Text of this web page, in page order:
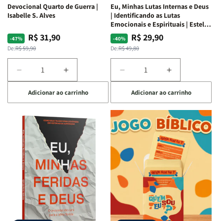
Devocional Quarto de Guerra |
Isabelle S. Alves
-47%
Preço
normal
De:R$ 59,90
Preço
promocional
R$ 31,90
Diminuir
a
quantidade
de
Devocional
Quarto
de
Guerra
Isabelle
S.
Alves
Aumentar
a
quantidade
de
Devocional
Quarto
Guerra
Isabelle
S.
Alves
Adicionar ao carrinho
Eu, Minhas Lutas Internas e Deus
| Identificando as Lutas
Emocionais e Espirituais | Estela
Costa
-40%
Preço
normal
De:R$ 49,80
Preço
promocional
R$ 29,90
Diminuir
a
quantidade
de
Eu,
Minhas
Lutas
Internas
e
Deus
|
Identificando
Lutas
Aumentar
a
quantidade
de
Eu,
Minhas
Lutas
Internas
e
Deus
|
Identificando
as
Lutas
Adicionar ao carrinho